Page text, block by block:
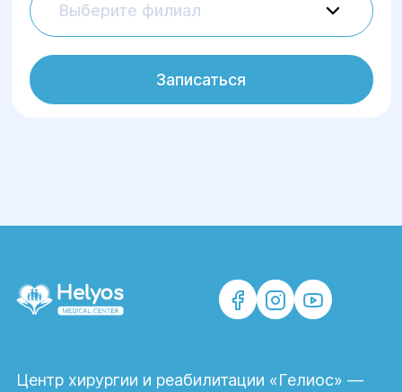
Выберите филиал
Записаться
Центр хирургии и реабилитации «Гелиос» —